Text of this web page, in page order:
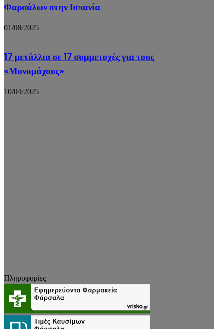
Φαρσάλων στην Ισπανία
01/08/2025
17 μετάλλια σε 17 συμμετοχές για τους
«Μονομάχους»
10/04/2025
Πληροφορίες